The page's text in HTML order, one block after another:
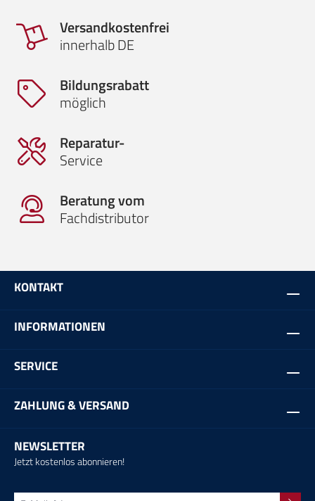
Versandkostenfrei
innerhalb DE
Bildungsrabatt
möglich
Reparatur-
Service
Beratung vom
Fachdistributor
KONTAKT
INFORMATIONEN
SERVICE
ZAHLUNG & VERSAND
NEWSLETTER
Jetzt kostenlos abonnieren!